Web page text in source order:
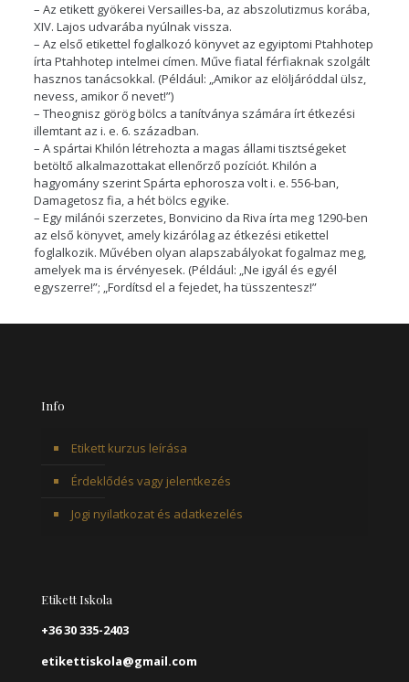
– Az etikett gyökerei Versailles-ba, az abszolutizmus korába,
XIV. Lajos udvarába nyúlnak vissza.
– Az első etikettel foglalkozó könyvet az egyiptomi Ptahhotep
írta Ptahhotep intelmei címen. Műve fiatal férfiaknak szolgált
hasznos tanácsokkal. (Például: „Amikor az elöljáróddal ülsz,
nevess, amikor ő nevet!”)
– Theognisz görög bölcs a tanítványa számára írt étkezési
illemtant az i. e. 6. században.
– A spártai Khilón létrehozta a magas állami tisztségeket
betöltő alkalmazottakat ellenőrző pozíciót. Khilón a
hagyomány szerint Spárta ephorosza volt i. e. 556-ban,
Damagetosz fia, a hét bölcs egyike.
– Egy milánói szerzetes, Bonvicino da Riva írta meg 1290-ben
az első könyvet, amely kizárólag az étkezési etikettel
foglalkozik. Művében olyan alapszabályokat fogalmaz meg,
amelyek ma is érvényesek. (Például: „Ne igyál és egyél
egyszerre!”; „Fordítsd el a fejedet, ha tüsszentesz!”
Info
Etikett kurzus leírása
Érdeklődés vagy jelentkezés
Jogi nyilatkozat és adatkezelés
Etikett Iskola
+36 30 335-2403
etikettiskola@gmail.com